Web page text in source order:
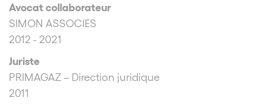
Avocat collaborateur
SIMON ASSOCIES
2012 - 2021
Juriste
PRIMAGAZ – Direction juridique
2011